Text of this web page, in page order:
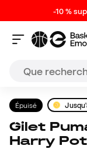
-10 %
Épuisé
Gilet Puma Femme Hoops X
Harry